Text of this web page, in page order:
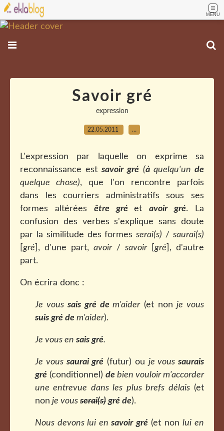
MENU
Savoir gré
expression
22.05.2011 …
L'expression par laquelle on exprime sa
reconnaissance est savoir gré (à quelqu'un de
quelque chose), que l'on rencontre parfois
dans les courriers administratifs sous ses
formes altérées être gréetavoir gré. La
confusion des verbes s'explique sans doute
par la similitude des formesserai(s) /saurai(s)
[gré ], d'une part, avoir/ savoir[gré ], d'autre
part.
On écrira donc :
Je vous sais gré dem'aider(et non je vous
suisgré de m'aider).
Je vous en sais gré.
Je vous saurai gré (futur) ou je vous saurais
gré (conditionnel) de bien vouloir m'accorder
une entrevue dans les plus brefs délais(et
non je vous serai(s)gré de).
Nous devons lui ensavoir gré(et nonlui en